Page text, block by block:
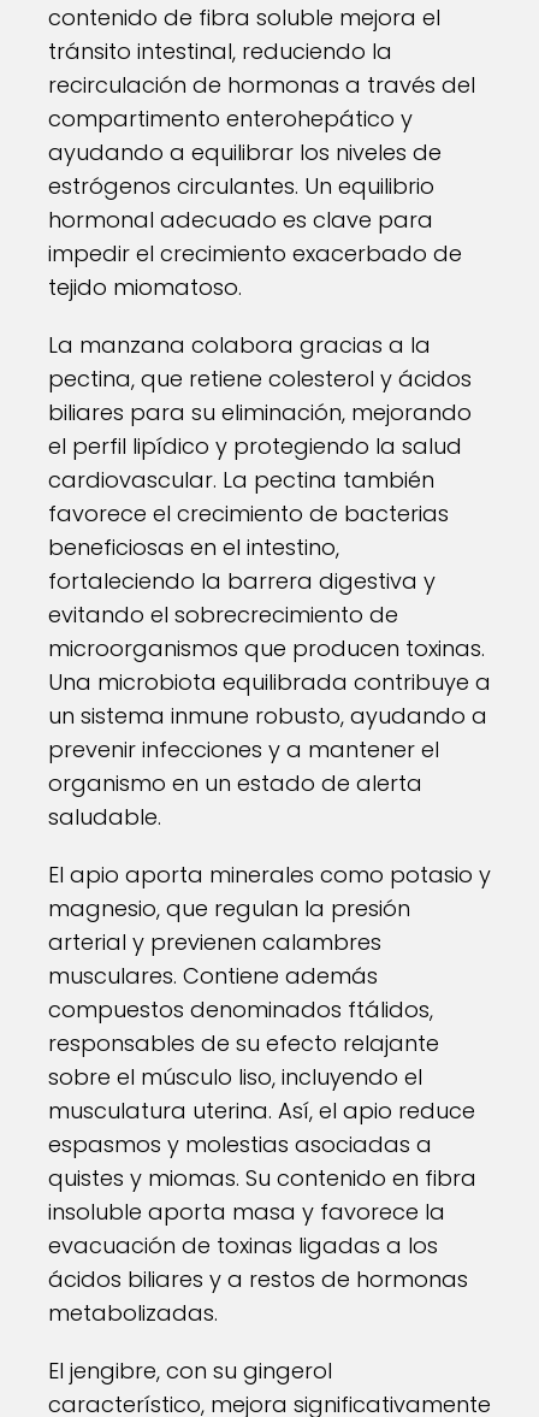
contenido de fibra soluble mejora el
tránsito intestinal, reduciendo la
recirculación de hormonas a través del
compartimento enterohepático y
ayudando a equilibrar los niveles de
estrógenos circulantes. Un equilibrio
hormonal adecuado es clave para
impedir el crecimiento exacerbado de
tejido miomatoso.
La manzana colabora gracias a la
pectina, que retiene colesterol y ácidos
biliares para su eliminación, mejorando
el perfil lipídico y protegiendo la salud
cardiovascular. La pectina también
favorece el crecimiento de bacterias
beneficiosas en el intestino,
fortaleciendo la barrera digestiva y
evitando el sobrecrecimiento de
microorganismos que producen toxinas.
Una microbiota equilibrada contribuye a
un sistema inmune robusto, ayudando a
prevenir infecciones y a mantener el
organismo en un estado de alerta
saludable.
El apio aporta minerales como potasio y
magnesio, que regulan la presión
arterial y previenen calambres
musculares. Contiene además
compuestos denominados ftálidos,
responsables de su efecto relajante
sobre el músculo liso, incluyendo el
musculatura uterina. Así, el apio reduce
espasmos y molestias asociadas a
quistes y miomas. Su contenido en fibra
insoluble aporta masa y favorece la
evacuación de toxinas ligadas a los
ácidos biliares y a restos de hormonas
metabolizadas.
El jengibre, con su gingerol
característico, mejora significativamente